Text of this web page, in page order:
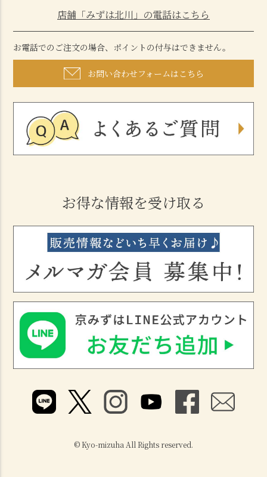
店舗「みずは北川」の電話はこちら
お電話でのご注文の場合、ポイントの付与はできません。
お問い合わせフォームはこちら
お得な情報を受け取る
© Kyo-mizuha All Rights reserved.